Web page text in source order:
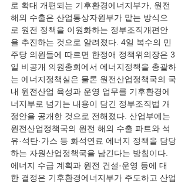
로 확대 개편되는 기후환경에너지부가, 원전
해외 수출은 산업통상자원부가 맡는 방식으
로 원전 정책을 이원화하는 정부조직개편안
을 추진하는 것으로 알려졌다. 4일 복수의 민
주당 의원들에 따르면 한정애 정책위의장은 3
일 비공개 의원총회에서 에너지정책을 총괄하
는 에너지정책실은 물론 원전산업정책국의 국
내 원전산업 육성과 운영 업무를 기후환경에
너지부로 넘기는 내용이 담긴 정부조직법 개
정안을 공개한 것으로 전해졌다. 산업부에는
원전산업정책국의 원전 해외 수출 파트와 석
유·석탄·가스 등 화석연료 에너지 정책을 담당
하는 자원산업정책국을 남긴다는 방침이다.
에너지 수급 계획과 원전 건설·운영 등에 대
한 결정은 기후환경에너지부가 주도하고 산업